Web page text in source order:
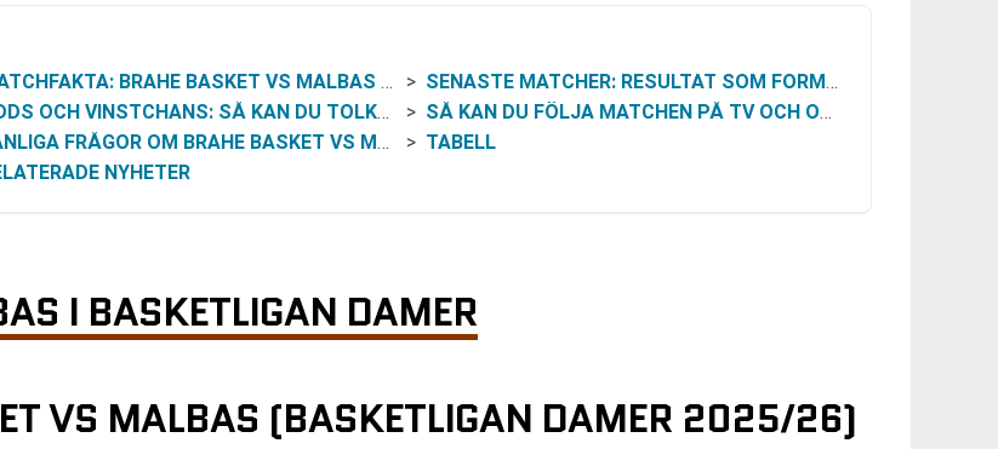
BRAHE BASKET VS MALBAS (BASKETLIGAN DAMER 2025/26)
SENASTE MATCHER: RESULTAT SOM FORMAR UTGÅNGSLÄGET
OCH VINSTCHANS: SÅ KAN DU TOLKA SPELMARKNADEN
SÅ KAN DU FÖLJA MATCHEN PÅ TV OCH ONLINE
FRÅGOR OM BRAHE BASKET VS MALBAS
TABELL
NYHETER
I BASKETLIGAN DAMER
VS MALBAS (BASKETLIGAN DAMER 2025/26)